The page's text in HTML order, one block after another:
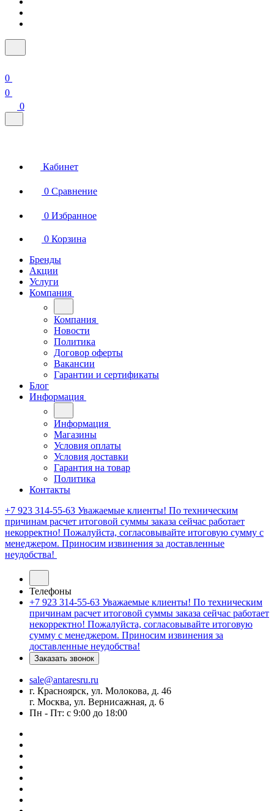
0
0
0
Кабинет
0 Сравнение
0 Избранное
0 Корзина
Бренды
Акции
Услуги
Компания
Компания
Новости
Политика
Договор оферты
Вакансии
Гарантии и сертификаты
Блог
Информация
Информация
Магазины
Условия оплаты
Условия доставки
Гарантия на товар
Политика
Контакты
+7 923 314-55-63 Уважаемые клиенты! По техническим
причинам расчет итоговой суммы заказа сейчас работает
некорректно! Пожалуйста, согласовывайте итоговую сумму с
менеджером. Приносим извинения за доставленные
неудобства!
Телефоны
+7 923 314-55-63 Уважаемые клиенты! По техническим
причинам расчет итоговой суммы заказа сейчас работает
некорректно! Пожалуйста, согласовывайте итоговую
сумму с менеджером. Приносим извинения за
доставленные неудобства!
Заказать звонок
sale@antaresru.ru
г. Красноярск, ул. Молокова, д. 46
г. Москва, ул. Вернисажная, д. 6
Пн - Пт: с 9:00 до 18:00